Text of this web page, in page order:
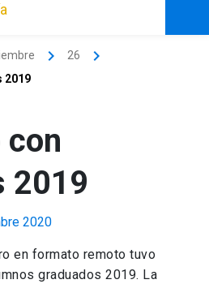
26
2019
con
2019
2020
en formato remoto tuvo
graduados 2019. La